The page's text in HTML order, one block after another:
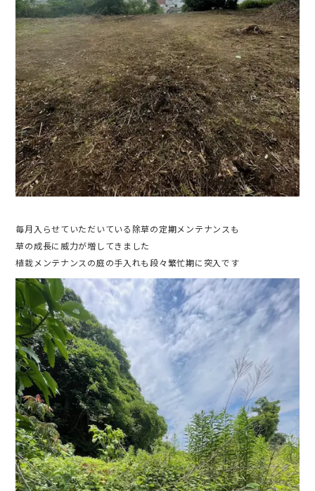
毎月入らせていただいている除草の定期メンテナンスも
草の成長に威力が増してきました
植栽メンテナンスの庭の手入れも段々繁忙期に突入です